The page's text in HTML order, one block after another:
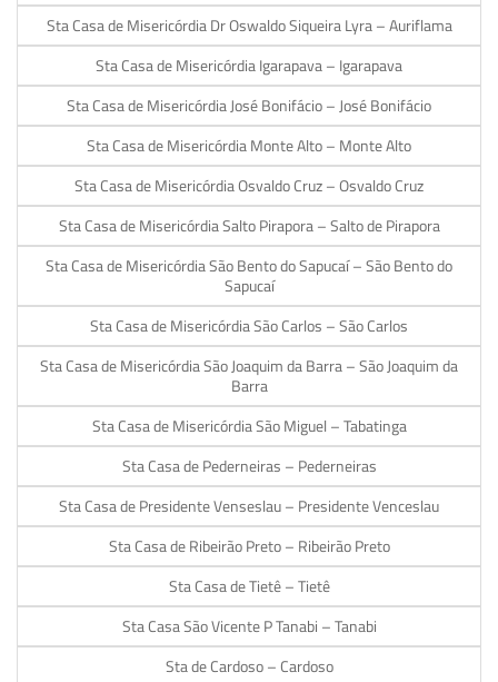
Sta Casa de Misericórdia Dr Oswaldo Siqueira Lyra – Auriflama
Sta Casa de Misericórdia Igarapava – Igarapava
Sta Casa de Misericórdia José Bonifácio – José Bonifácio
Sta Casa de Misericórdia Monte Alto – Monte Alto
Sta Casa de Misericórdia Osvaldo Cruz – Osvaldo Cruz
Sta Casa de Misericórdia Salto Pirapora – Salto de Pirapora
Sta Casa de Misericórdia São Bento do Sapucaí – São Bento do
Sapucaí
Sta Casa de Misericórdia São Carlos – São Carlos
Sta Casa de Misericórdia São Joaquim da Barra – São Joaquim da
Barra
Sta Casa de Misericórdia São Miguel – Tabatinga
Sta Casa de Pederneiras – Pederneiras
Sta Casa de Presidente Venseslau – Presidente Venceslau
Sta Casa de Ribeirão Preto – Ribeirão Preto
Sta Casa de Tietê – Tietê
Sta Casa São Vicente P Tanabi – Tanabi
Sta de Cardoso – Cardoso